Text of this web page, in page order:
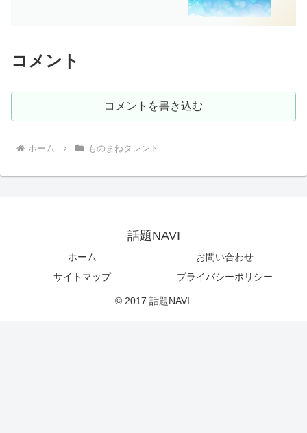
コメント
コメントを書き込む
ホーム ものまねタレント
話題NAVI
ホーム
お問い合わせ
サイトマップ
プライバシーポリシー
© 2017 話題NAVI.